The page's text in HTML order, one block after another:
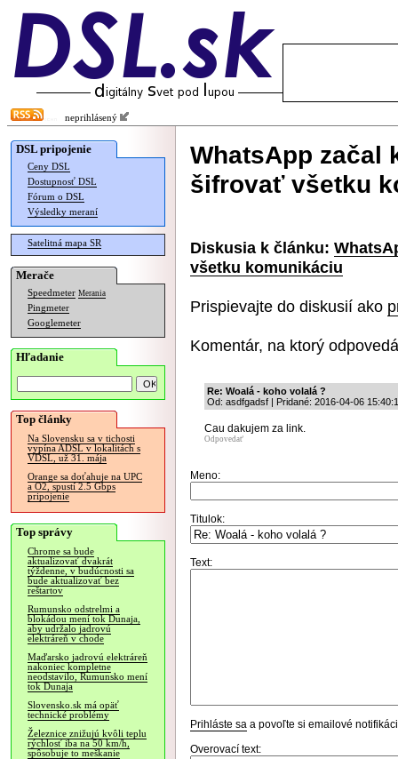
neprihlásený
DSL pripojenie
Ceny DSL
Dostupnosť DSL
Fórum o DSL
Výsledky meraní
Satelitná mapa SR
Merače
Speedmeter Merania
Pingmeter
Googlemeter
Hľadanie
Top články
Na Slovensku sa v tichosti
vypína ADSL v lokalitách s
VDSL, už 31. mája
Orange sa doťahuje na UPC
a O2, spustí 2.5 Gbps
pripojenie
Top správy
Chrome sa bude
aktualizovať dvakrát
týždenne, v budúcnosti sa
bude aktualizovať bez
reštartov
Rumunsko odstrelmi a
blokádou mení tok Dunaja,
aby udržalo jadrovú
elektráreň v chode
Maďarsko jadrovú elektráreň
nakoniec kompletne
neodstavilo, Rumunsko mení
tok Dunaja
Slovensko.sk má opäť
technické problémy
Železnice znižujú kvôli teplu
rýchlosť iba na 50 km/h,
spôsobuje to meškanie
WhatsApp začal
šifrovať všetku
Diskusia k článku:
všetku komunikáciu
Prispievajte do diskusií ako
Komentár, na ktorý
Re: Woalá - koho volalá ?
Od: asdfgadsf | Pridané: 2016-04-06
Cau dakujem za link.
Odpovedať
Meno:
Titulok:
Text:
Prihláste sa a povoľte si emailové
Overovací text: